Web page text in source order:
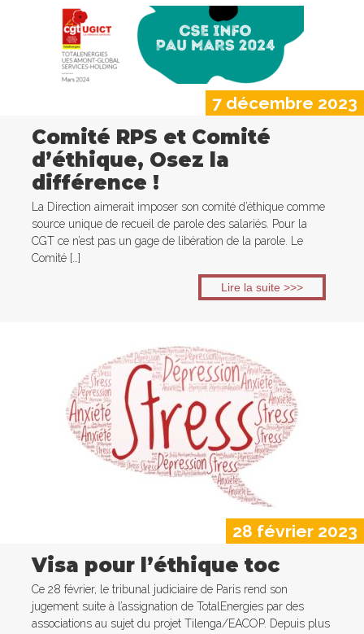
7 décembre 2023
Comité RPS et Comité
d’éthique, Osez la
différence !
La Direction aimerait imposer son comité d’éthique comme
source unique de recueil de parole des salariés. Pour la
CGT ce n’est pas un gage de libération de la parole. Le
Comité […]
Lire la suite >>>
28 février 2023
Visa pour l’éthique toc
Ce 28 février, le tribunal judiciaire de Paris rend son
jugement suite à l’assignation de TotalEnergies par des
associations au sujet du projet Tilenga/EACOP. Depuis plus